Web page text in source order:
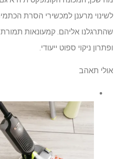
לשינוי מרענן למכשירי הסרת
ופתרון ניקוי ספוט ייעודי.
אולי תאהב